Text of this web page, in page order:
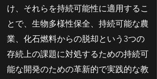
け、それらを持続可能性に適用するこ
とで、生物多様性保全、持続可能な農
業、化石燃料からの脱却という3つの
存続上の課題に対処するための持続可
能な開発のための革新的で実践的な教